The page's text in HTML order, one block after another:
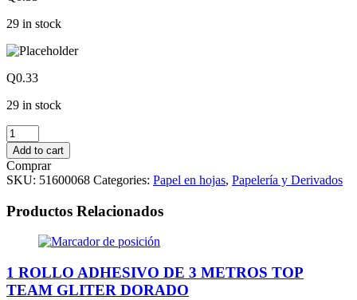
29 in stock
Q0.33
29 in stock
HOJAS
80
GRS.
CARTA
COLOR
PLATA
quantity
Add to cart
Comprar
SKU: 51600068 Categories: Papel en hojas, Papelería y Derivados
Productos Relacionados
1 ROLLO ADHESIVO DE 3 METROS TOP
TEAM GLITER DORADO